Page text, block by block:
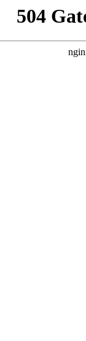
504